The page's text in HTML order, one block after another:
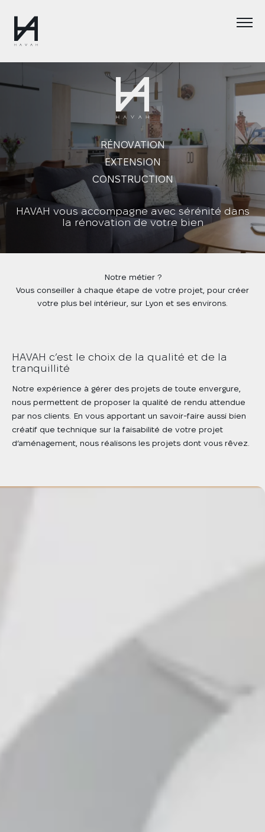
RÉNOVATION
EXTENSION
CONSTRUCTION
HAVAH vous accompagne avec sérénité dans
la rénovation de votre bien
Notre métier ?
Vous conseiller à chaque étape de votre projet, pour créer
votre plus bel intérieur, sur Lyon et ses environs.
HAVAH c’est le choix de la qualité et de la
tranquillité
Notre expérience à gérer des projets de toute envergure,
nous permettent de proposer la qualité de rendu attendue
par nos clients. En vous apportant un savoir-faire aussi bien
créatif que technique sur la faisabilité de votre projet
d’aménagement, nous réalisons les projets dont vous rêvez.
Votre projet
Qualité & méthode
Notre histoire
Réalisations
FAQ
Contact